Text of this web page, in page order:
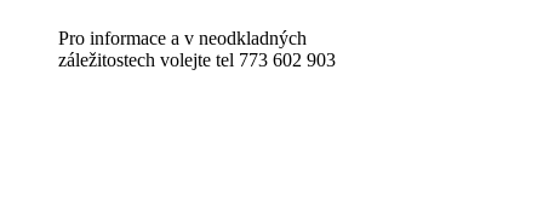
Pro informace a v neodkladných
záležitostech volejte tel 773 602 903